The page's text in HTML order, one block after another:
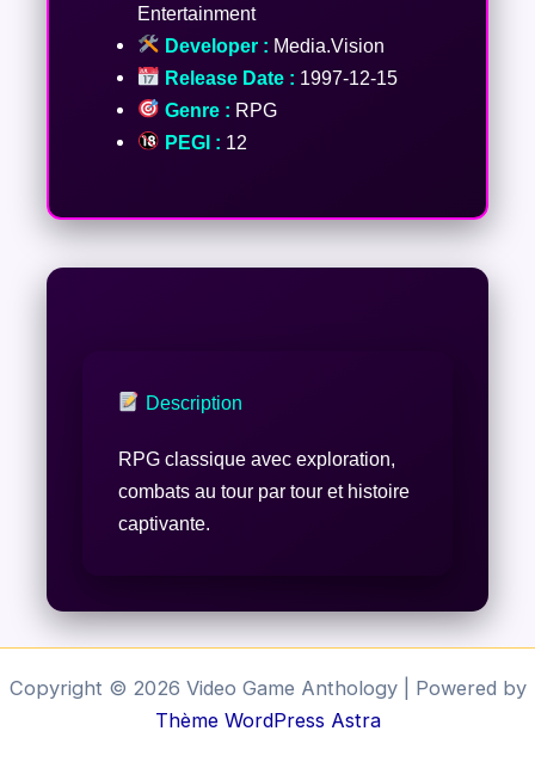
Entertainment
Developer : Media.Vision
Release Date : 1997-12-15
Genre : RPG
PEGI : 12
Description
RPG classique avec exploration,
combats au tour par tour et histoire
captivante.
Copyright © 2026 Video Game Anthology | Powered by
Thème WordPress Astra